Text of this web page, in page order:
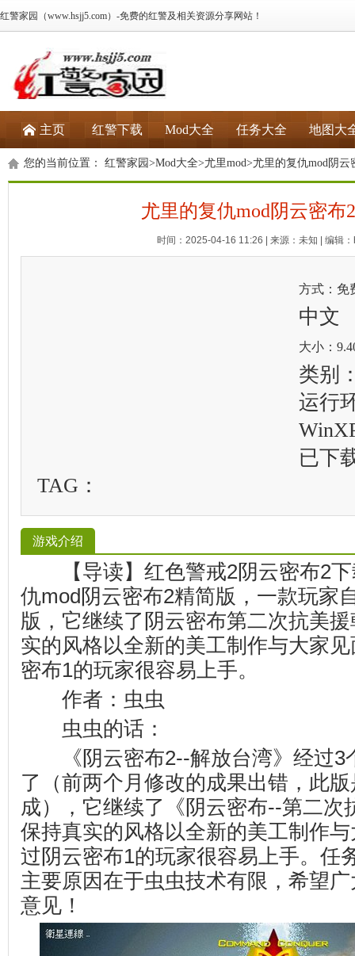
红警家园（www.hsjj5.com）-免费的红警及相关资源分享网站！
主页 红警下载 Mod大全 任务大全 地图大
您的当前位置： 红警家园 >Mod大全>尤里mod>尤里的复仇mod阴云
尤里的复仇mod阴云密布
时间：2025-04-16 11:26 | 来源：未知 | 编辑
方式：免
中文
大小：
类别
运行
已下
TAG：
游戏介绍
【导读】红色警戒2阴云密布2下
仇mod阴云密布2精简版，一款玩家
版，它继续了阴云密布第二次抗美
实的风格以全新的美工制作与大家
密布1的玩家很容易上手。
作者：虫虫
虫虫的话：
《阴云密布2--解放台湾》经过3
了（前两个月修改的成果出错，此
成），它继续了《阴云密布--第二次
保持真实的风格以全新的美工制作
过阴云密布1的玩家很容易上手。任
主要原因在于虫虫技术有限，希望
意见！